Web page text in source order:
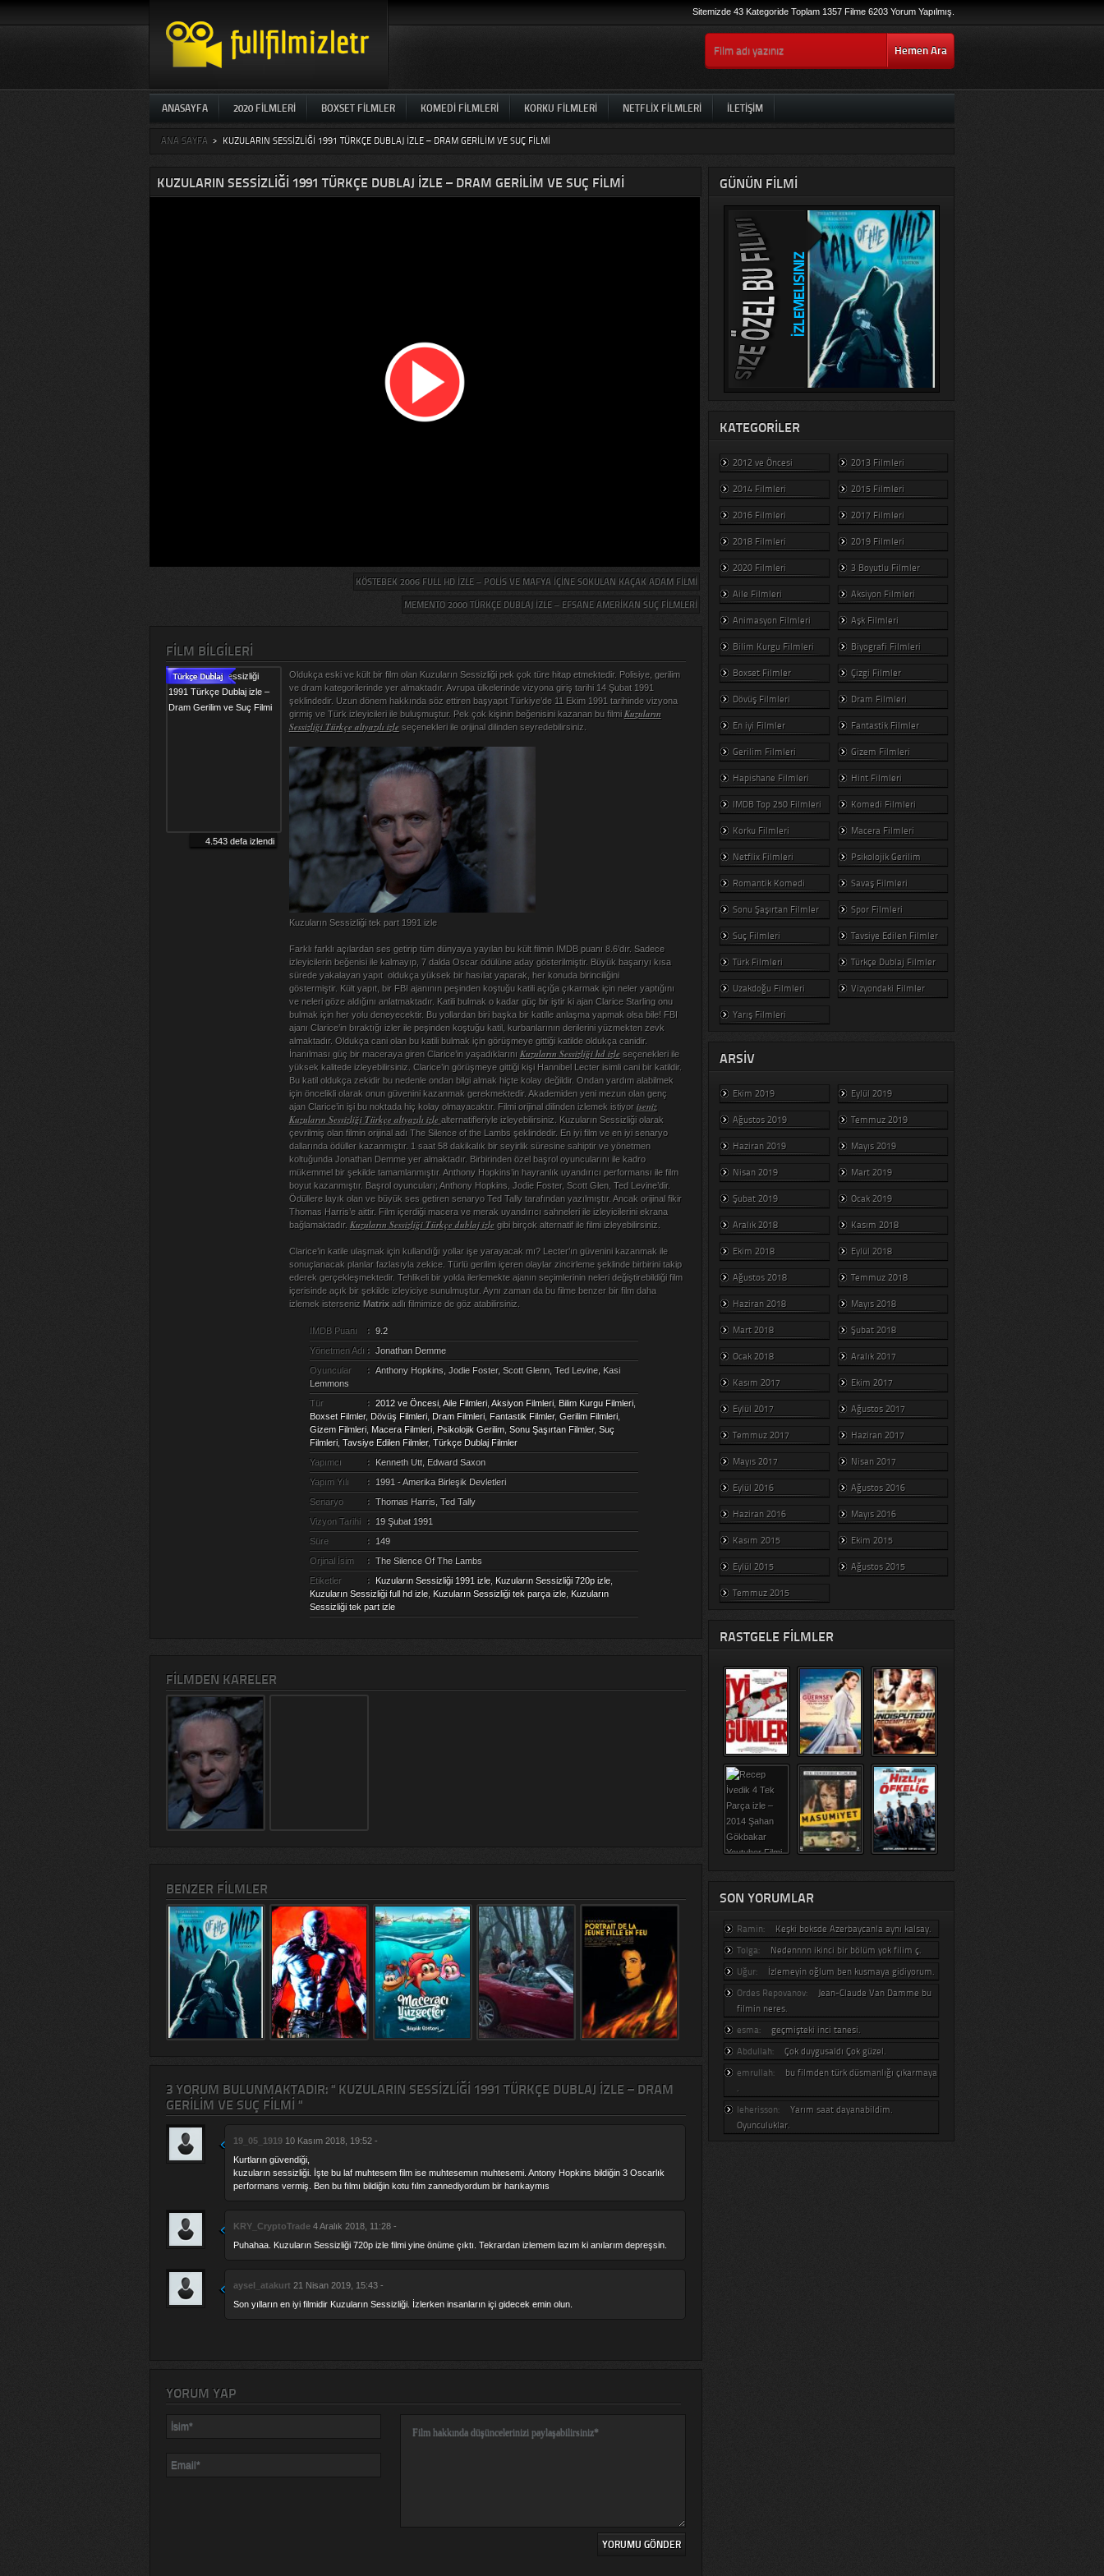
Sitemizde 43 Kategoride Toplam 1357 Filme 6203 Yorum Yapılmış.
Hemen Ara
ANASAYFA 2020 FILMLERI BOXSET FILMLER KOMEDI FILMLERI KORKU FILMLERI NETFLIX FILMLERI İLETIŞIM
ANA SAYFA > KUZULARIN SESSIZLIĞI 1991 TÜRKÇE DUBLAJ IZLE – DRAM GERILIM VE SUÇ FILMI
KUZULARIN SESSIZLIĞI 1991 TÜRKÇE DUBLAJ IZLE – DRAM GERILIM VE SUÇ FILMI
KÖSTEBEK 2006 FULL HD IZLE – POLIS VE MAFYA İÇINE SOKULAN KAÇAK ADAM FILMI
MEMENTO 2000 TÜRKÇE DUBLAJ IZLE – EFSANE AMERIKAN SUÇ FILMLERI
FILM BILGILERI
4.543 defa izlendi
Oldukça eski ve kült bir film olan Kuzuların Sessizliği pek çok türe hitap etmektedir. Polisiye, gerilim
ve dram kategorilerinde yer almaktadır. Avrupa ülkelerinde vizyona giriş tarihi 14 Şubat 1991
şeklindedir. Uzun dönem hakkında söz ettiren başyapıt Türkiye’de 11 Ekim 1991 tarihinde vizyona
girmiş ve Türk izleyicileri ile buluşmuştur. Pek çok kişinin beğenisini kazanan bu filmi Kuzuların
Sessizliği Türkçe altyazılı izleseçenekleri ile orijinal dilinden seyredebilirsiniz.
Kuzuların Sessizliği tek part 1991 izle
Farklı farklı açılardan ses getirip tüm dünyaya yayılan bu kült filmin IMDB puanı 8.6’dır. Sadece
izleyicilerin beğenisi ile kalmayıp, 7 dalda Oscar ödülüne aday gösterilmiştir. Büyük başarıyı kısa
sürede yakalayan yapıt oldukça yüksek bir hasılat yaparak, her konuda birinciliğini
göstermiştir. Kült yapıt, bir FBI ajanının peşinden koştuğu katili açığa çıkarmak için neler yaptığını
ve neleri göze aldığını anlatmaktadır. Katili bulmak o kadar güç bir iştir ki ajan Clarice Starling onu
bulmak için her yolu deneyecektir. Bu yollardan biri başka bir katille anlaşma yapmak olsa bile! FBI
ajanı Clarice’in bıraktığı izler ile peşinden koştuğu katil, kurbanlarının derilerini yüzmekten zevk
almaktadır. Oldukça cani olan bu katili bulmak için görüşmeye gittiği katilde oldukça canidir.
İnanılması güç bir maceraya giren Clarice’in yaşadıklarını Kuzuların Sessizliği hd izleseçenekleri ile
yüksek kalitede izleyebilirsiniz. Clarice’in görüşmeye gittiği kişi Hannibel Lecter isimli cani bir katildir.
Bu katil oldukça zekidir bu nedenle ondan bilgi almak hiçte kolay değildir. Ondan yardım alabilmek
için öncelikli olarak onun güvenini kazanmak gerekmektedir. Akademiden yeni mezun olan genç
ajan Clarice’in işi bu noktada hiç kolay olmayacaktır. Filmi orijinal dilinden izlemek istiyor iseniz
Kuzuların Sessizliği Türkçe altyazılı izle alternatifleriyle izleyebilirsiniz. Kuzuların Sessizliği olarak
çevrilmiş olan filmin orijinal adı The Silence of the Lambs şeklindedir. En iyi film ve en iyi senaryo
dallarında ödüller kazanmıştır. 1 saat 58 dakikalık bir seyirlik süresine sahiptir ve yönetmen
koltuğunda Jonathan Demme yer almaktadır. Birbirinden özel başrol oyuncularını ile kadro
mükemmel bir şekilde tamamlanmıştır. Anthony Hopkins’in hayranlık uyandırıcı performansı ile film
boyut kazanmıştır. Başrol oyuncuları; Anthony Hopkins, Jodie Foster, Scott Glen, Ted Levine’dir.
Ödüllere layık olan ve büyük ses getiren senaryo Ted Tally tarafından yazılmıştır. Ancak orijinal fikir
Thomas Harris’e aittir. Film içerdiği macera ve merak uyandırıcı sahneleri ile izleyicilerini ekrana
bağlamaktadır. Kuzuların Sessizliği Türkçe dublaj izlegibi birçok alternatif ile filmi izleyebilirsiniz.
Clarice’in katile ulaşmak için kullandığı yollar işe yarayacak mı? Lecter’ın güvenini kazanmak ile
sonuçlanacak planlar fazlasıyla zekice. Türlü gerilim içeren olaylar zincirleme şeklinde birbirini takip
ederek gerçekleşmektedir. Tehlikeli bir yolda ilerlemekte ajanın seçimlerinin neleri değiştirebildiği film
içerisinde açık bir şekilde izleyiciye sunulmuştur. Aynı zaman da bu filme benzer bir film daha
izlemek isterseniz Matrixadlı filmimize de göz atabilirsiniz.
IMDB Puanı : 9.2
Yönetmen Adı : Jonathan Demme
Oyuncular
: Anthony Hopkins, Jodie Foster, Scott Glenn, Ted Levine, Kasi
Lemmons
Tür
: 2012 ve Öncesi, Aile Filmleri, Aksiyon Filmleri, Bilim Kurgu Filmleri,
Boxset Filmler, Dövüş Filmleri, Dram Filmleri, Fantastik Filmler, Gerilim Filmleri,
Gizem Filmleri, Macera Filmleri, Psikolojik Gerilim, Sonu Şaşırtan Filmler, Suç
Filmleri, Tavsiye Edilen Filmler, Türkçe Dublaj Filmler
Yapımcı
:
Kenneth Utt, Edward Saxon
Yapım Yılı
: 1991 - Amerika Birleşik Devletleri
Senaryo
: Thomas Harris, Ted Tally
Vizyon Tarihi
: 19 Şubat 1991
Süre
: 149
Orjinal İsim
: The Silence Of The Lambs
Etiketler
: Kuzuların Sessizliği 1991 izle, Kuzuların Sessizliği 720p izle,
Kuzuların Sessizliği full hd izle, Kuzuların Sessizliği tek parça izle, Kuzuların
Sessizliği tek part izle
FILMDEN KARELER
BENZER FILMLER
3 YORUM BULUNMAKTADIR: " KUZULARIN SESSIZLIĞI 1991 TÜRKÇE DUBLAJ IZLE – DRAM
GERILIM VE SUÇ FILMI "
19_05_1919 10 Kasım 2018, 19:52 -
Kurtların güvendiği,
kuzuların sessizliği. İşte bu laf muhtesem film ise muhtesemın muhtesemi. Antony Hopkins bildiğin 3 Oscarlık
performans vermiş. Ben bu fılmı bildiğin kotu fılm zannediyordum bir harıkaymıs
KRY_CryptoTrade 4 Aralık 2018, 11:28 -
Puhahaa. Kuzuların Sessizliği 720p izle filmi yine önüme çıktı. Tekrardan izlemem lazım ki anılarım depreşsin.
aysel_atakurt 21 Nisan 2019, 15:43 -
Son yılların en iyi filmidir Kuzuların Sessizliği. İzlerken insanların içi gidecek emin olun.
YORUM YAP
GÜNÜN FILMI
KATEGORILER
2012 ve Öncesi 2013 Filmleri
2014 Filmleri 2015 Filmleri
2016 Filmleri 2017 Filmleri
2018 Filmleri 2019 Filmleri
2020 Filmleri 3 Boyutlu Filmler
Aile Filmleri Aksiyon Filmleri
Animasyon Filmleri Aşk Filmleri
Bilim Kurgu Filmleri Biyografi Filmleri
Boxset Filmler Çizgi Filmler
Dövüş Filmleri Dram Filmleri
En iyi Filmler Fantastik Filmler
Gerilim Filmleri Gizem Filmleri
Hapishane Filmleri Hint Filmleri
IMDB Top 250 Filmleri Komedi Filmleri
Korku Filmleri Macera Filmleri
Netflix Filmleri Psikolojik Gerilim
Romantik Komedi Savaş Filmleri
Sonu Şaşırtan Filmler Spor Filmleri
Suç Filmleri Tavsiye Edilen Filmler
Türk Filmleri Türkçe Dublaj Filmler
Uzakdoğu Filmleri Vizyondaki Filmler
Yarış Filmleri
ARSIV
Ekim 2019 Eylül 2019
Ağustos 2019 Temmuz 2019
Haziran 2019 Mayıs 2019
Nisan 2019 Mart 2019
Şubat 2019 Ocak 2019
Aralık 2018 Kasım 2018
Ekim 2018 Eylül 2018
Ağustos 2018 Temmuz 2018
Haziran 2018 Mayıs 2018
Mart 2018 Şubat 2018
Ocak 2018 Aralık 2017
Kasım 2017 Ekim 2017
Eylül 2017 Ağustos 2017
Temmuz 2017 Haziran 2017
Mayıs 2017 Nisan 2017
Eylül 2016 Ağustos 2016
Haziran 2016 Mayıs 2016
Kasım 2015 Ekim 2015
Eylül 2015 Ağustos 2015
Temmuz 2015
RASTGELE FILMLER
SON YORUMLAR
Ramin:
Keşki boksde Azerbaycanla aynı kalsay.
Tolga:
Nedennnn ikinci bir bölüm yok filim ç.
Uğur:
İzlemeyin oğlum ben kusmaya gidiyorum.
Ordes Repovanov:
Jean-Claude Van Damme bu
filmin neres.
esma:
geçmişteki inci tanesi.
Abdullah:
Çok duygusaldı Çok güzel.
emrullah:
bu filmden türk düsmanlığı çıkarmaya
.
leherisson:
Yarım saat dayanabildim.
Oyunculuklar.